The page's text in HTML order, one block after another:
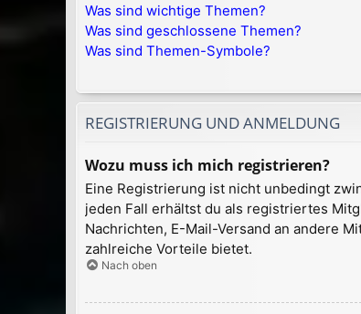
Was sind wichtige Themen?
Was sind geschlossene Themen?
Was sind Themen-Symbole?
REGISTRIERUNG UND ANMELDUNG
Wozu muss ich mich registrieren?
Eine Registrierung ist nicht unbedingt
jeden Fall erhältst du als registriertes
Nachrichten, E-Mail-Versand an andere
zahlreiche Vorteile bietet.
Nach oben